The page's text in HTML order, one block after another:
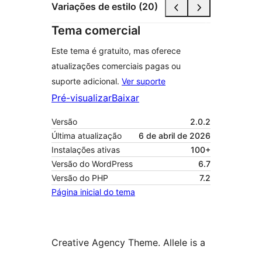
Variações de estilo (20)
Tema comercial
Este tema é gratuito, mas oferece
atualizações comerciais pagas ou
suporte adicional. Ver suporte
Pré-visualizarBaixar
Versão
2.0.2
Última atualização
6 de abril de 2026
Instalações ativas
100+
Versão do WordPress
6.7
Versão do PHP
7.2
Página inicial do tema
Creative Agency Theme. Allele is a